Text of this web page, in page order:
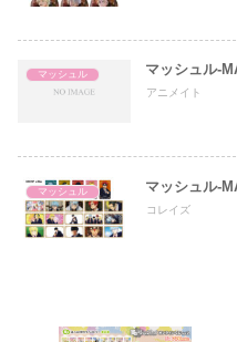
マッシュル マッシュル-
アニメイト
マッシュル マッシュル-
コレイズ